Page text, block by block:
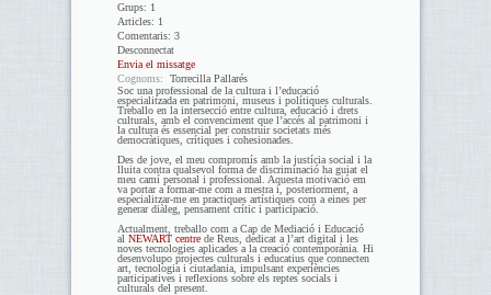
Grups: 1
Articles: 1
Comentaris: 3
Desconnectat
Envia el missatge
Cognoms:
Torrecilla Pallarés
Soc una professional de la cultura i l’educació
especialitzada en patrimoni, museus i polítiques culturals.
Treballo en la intersecció entre cultura, educació i drets
culturals, amb el convenciment que l’accés al patrimoni i
la cultura és essencial per construir societats més
democràtiques, crítiques i cohesionades.
Des de jove, el meu compromís amb la justícia social i la
lluita contra qualsevol forma de discriminació ha guiat el
meu camí personal i professional. Aquesta motivació em
va portar a formar-me com a mestra i, posteriorment, a
especialitzar-me en practiques artístiques com a eines per
generar diàleg, pensament crític i participació.
Actualment, treballo com a Cap de Mediació i Educació
al NEWART centre de Reus, dedicat a l’art digital i les
noves tecnologies aplicades a la creació contemporània. Hi
desenvolupo projectes culturals i educatius que connecten
art, tecnologia i ciutadania, impulsant experiències
participatives i reflexions sobre els reptes socials i
culturals del present.